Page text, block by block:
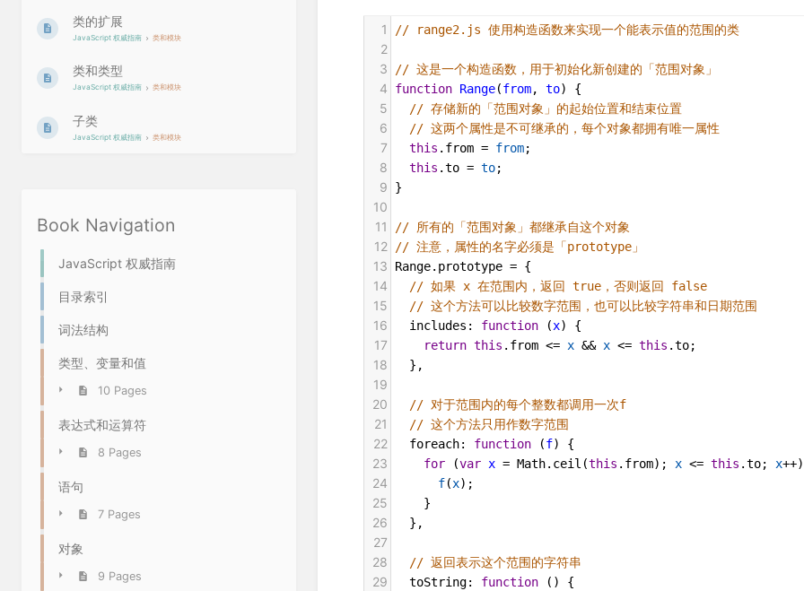
Book Navigation
JavaScript 权威指南
目录索引
词法结构
类型、变量和值
10 Pages
表达式和运算符
8 Pages
语句
7 Pages
对象
9 Pages
1 // range2.js 使用构造函数来实现一个能表示值的范围的类
2
3
// 这是一个构造函数，用于初始化新创建的「范围对象」
4 function Range(from, to) {
5 // 存储新的「范围对象」的起始位置和结束位置
6 // 这两个属性是不可继承的，每个对象都拥有唯一属性
7 this . from = from;
8 this .to = to;
9 }
10
11
// 所有的「范围对象」都继承自这个对象
12 // 注意，属性的名字必须是「prototype」
13 Range. prototype = {
14 // 如果 x 在范围内，返回 true，否则返回 false
15 // 这个方法可以比较数字范围，也可以比较字符串和日期范围
16 includes : function (x) {
17 return this . from <= x && x <= this .to;
18
  },
19
20
// 对于范围内的每个整数都调用一次f
21 // 这个方法只用作数字范围
22 foreach: function (f) {
23 for (var x = Math. ceil (this . from); x <= this .to; x++
24 f(x);
25
    }
26
  },
27
28
// 返回表示这个范围的字符串
29 toString: function () {
类的扩展
JavaScript 权威指南 类和模块
类和类型
JavaScript 权威指南 类和模块
子类
JavaScript 权威指南 类和模块